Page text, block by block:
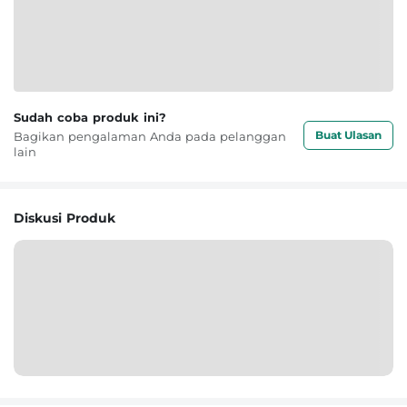
Sudah coba produk ini?
Bagikan pengalaman Anda pada pelanggan
lain
Buat Ulasan
Diskusi Produk